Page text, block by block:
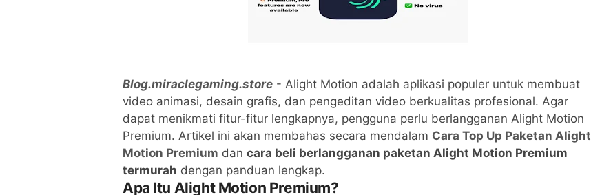
Blog.miraclegaming.store - Alight Motion adalah aplikasi populer untuk membuat
video animasi, desain grafis, dan pengeditan video berkualitas profesional. Agar
dapat menikmati fitur-fitur lengkapnya, pengguna perlu berlangganan Alight Motion
Premium. Artikel ini akan membahas secara mendalam Cara Top Up Paketan Alight
Motion Premium dan cara beli berlangganan paketan Alight Motion Premium
termurah dengan panduan lengkap.
Apa Itu Alight Motion Premium?